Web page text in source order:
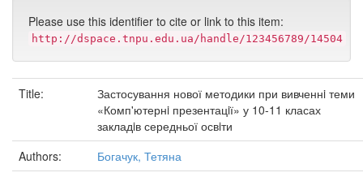
Please use this identifier to cite or link to this item:
http://dspace.tnpu.edu.ua/handle/123456789/14504
Title:
Застосування нової методики при вивченнi теми
«Комп'ютернi презентацiї» у 10-11 класах
закладiв середньої освiти
Authors:
Богачук, Тетяна